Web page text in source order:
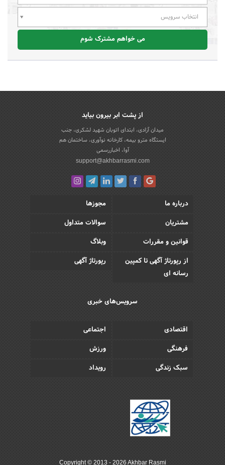
انتخاب سرویس
می خواهم مشترک شوم
از پشت ابر بیرون بیاید
میدان آزادی، ابتدای اتوبان شهید لشکری، جنب
ایستگاه مترو بیمه، کارخانه نوآوری، ساختمان هم
آوا، اخباررسمی
support@akhbarrasmi.com
درباره ما
مجوزها
مشتریان
سوالات متداول
قوانین و مقررات
وبلاگ
از رپورتاژ آگهی تا کمپین
رسانه ای
رپورتاژ آگهی
سرویس‌های خبری
اقتصادی
اجتماعی
فرهنگی
ورزش
سبک زندگی
رویداد
Copyright © 2013 - 2026 Akhbar Rasmi